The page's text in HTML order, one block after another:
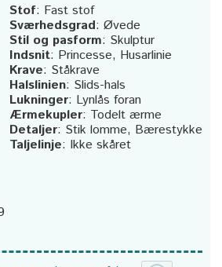
Stof: Fast stof
Sværhedsgrad: Øvede
Stil og pasform: Skulptur
Indsnit: Princesse, Husarlinie
Krave: Ståkrave
Halslinien: Slids-hals
Lukninger: Lynlås foran
Ærmekupler: Todelt ærme
Detaljer: Stik lomme, Bærestykke
Taljelinje: Ikke skåret